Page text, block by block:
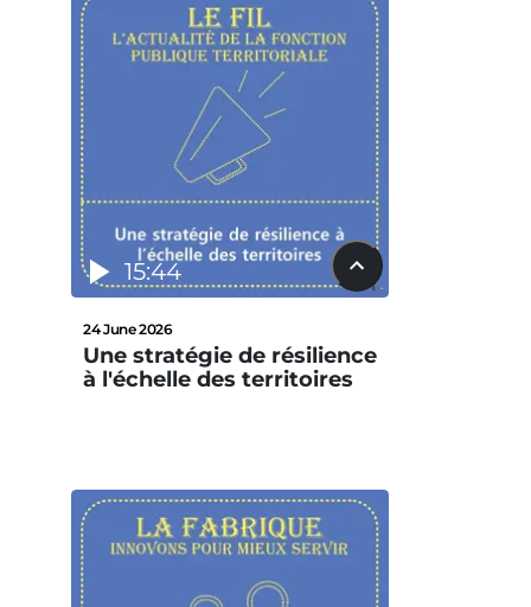
15:44
24 June 2026
Une stratégie de résilience
à l'échelle des territoires